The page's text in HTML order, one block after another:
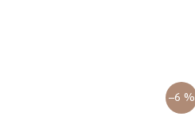
–6 %